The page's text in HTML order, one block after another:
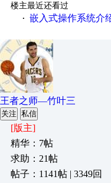
楼主最近还看过
· 嵌入式操作系统介
王者之师—竹叶三
关注 私信
[版主]
精华：7帖
求助：21帖
帖子：1141帖 | 3349回